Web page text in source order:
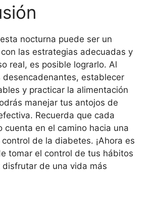
nocturna puede ser un
las estrategias adecuadas y
real, es posible lograrlo. Al
establecer
y practicar la alimentación
manejar tus antojos de
Recuerda que cada
cuenta en el camino hacia una
de la diabetes. ¡Ahora es
tomar el control de tus hábitos
disfrutar de una vida más